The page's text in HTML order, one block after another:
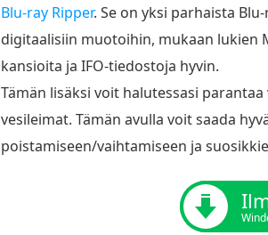
Blu-ray Ripper. Se on yksi parhaista
digitaalisiin muotoihin, mukaan lukien
kansioita ja IFO-tiedostoja hyvin.
Tämän lisäksi voit halutessasi
vesileimat. Tämän avulla voit saada
poistamiseen/vaihtamiseen ja